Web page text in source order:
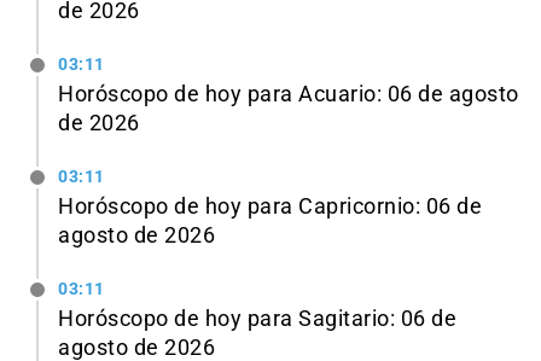
de 2026
03:11
Horóscopo de hoy para Acuario: 06 de agosto
de 2026
03:11
Horóscopo de hoy para Capricornio: 06 de
agosto de 2026
03:11
Horóscopo de hoy para Sagitario: 06 de
agosto de 2026